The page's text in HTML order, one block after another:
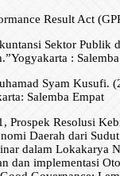
Result Act
Sektor Publik
:
Syam Kusufi.
Salemba Empat
Prospek Resolusi
Daerah dari
dalam Lokakarya
dan implementasi